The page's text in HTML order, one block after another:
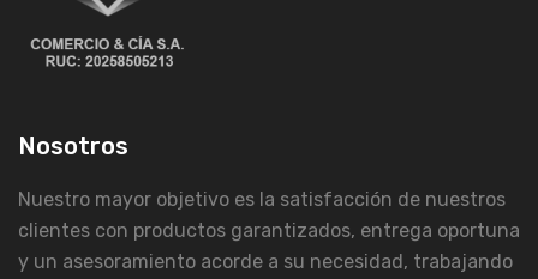
Nosotros
Nuestro mayor objetivo es la satisfacción de nuestros
clientes con productos garantizados, entrega oportuna
y un asesoramiento acorde a su necesidad, trabajando